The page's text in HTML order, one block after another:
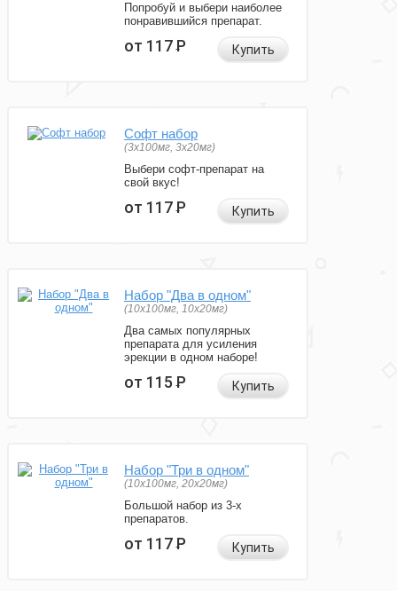
Попробуй и выбери наиболее
понравившийся препарат.
от 117Р Купить
Софт набор
(3x100мг, 3x20мг)
Выбери софт-препарат на
свой вкус!
от 117Р Купить
Набор "Два в одном"
(10x100мг, 10x20мг)
Два самых популярных
препарата для усиления
эрекции в одном наборе!
от 115Р Купить
Набор "Три в одном"
(10x100мг, 20x20мг)
Большой набор из 3-х
препаратов.
от 117Р Купить